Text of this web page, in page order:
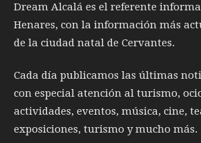
Dream Alcalá es el referente
Henares, con la información más
de la ciudad natal de Cervantes.
Cada día publicamos las últimas
con especial atención al turismo,
actividades, eventos, música, cine,
exposiciones, turismo y mucho más.